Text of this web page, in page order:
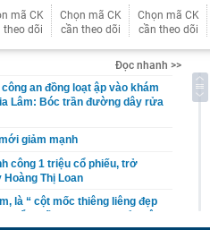
mã CK
theo dõi
Chọn mã CK
cần theo dõi
Chọn mã CK
cần theo dõi
Đọc nhanh >>
an đồng loạt ập vào khám
Lâm: Bóc trần đường dây rửa
giảm mạnh
công 1 triệu cổ phiếu, trở
Thị Loan
là “ cột mốc thiêng liêng đẹp